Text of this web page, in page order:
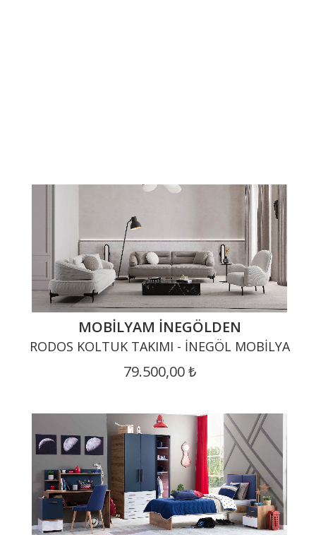
MOBILYAM İNEGÖLDEN
RODOS KOLTUK TAKIMI - İNEGÖL MOBILYA
79.500,00 ₺